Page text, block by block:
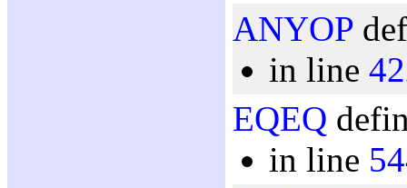
ANYOP
in line
EQEQ
in line